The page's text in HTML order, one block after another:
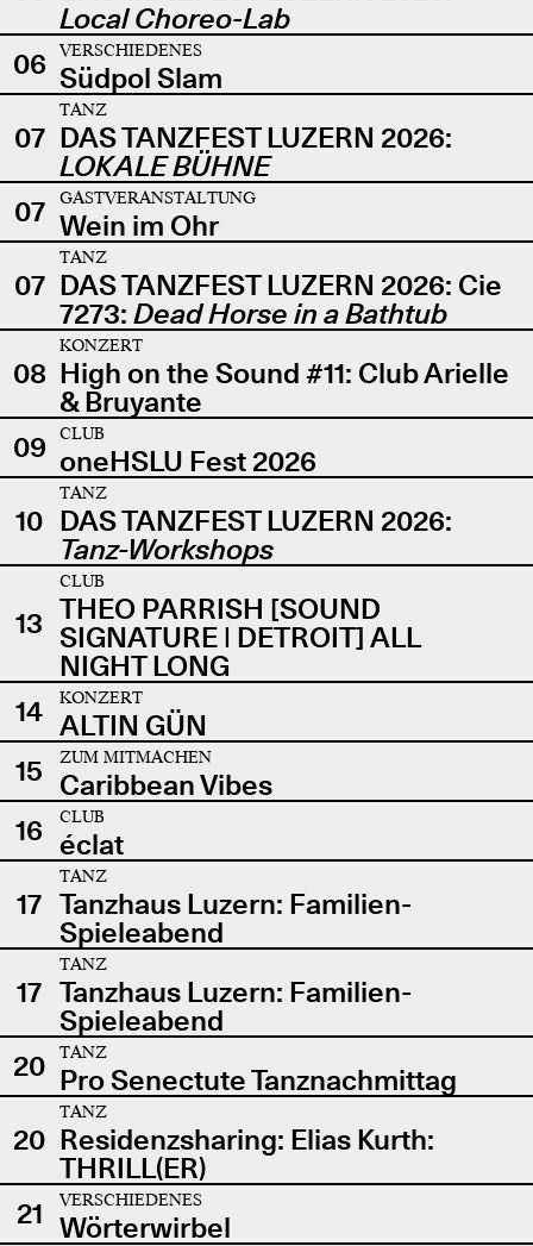
Local Choreo-Lab
06
VERSCHIEDENES
Südpol Slam
07
TANZ
DAS TANZFEST LUZERN 2026:
LOKALE BÜHNE
07
GASTVERANSTALTUNG
Wein im Ohr
07
TANZ
DAS TANZFEST LUZERN 2026: Cie
7273: Dead Horse in a Bathtub
08
KONZERT
High on the Sound #11: Club Arielle
& Bruyante
09
CLUB
oneHSLU Fest 2026
10
TANZ
DAS TANZFEST LUZERN 2026:
Tanz-Workshops
13
CLUB
THEO PARRISH [SOUND
SIGNATURE | DETROIT] ALL
NIGHT LONG
14
KONZERT
ALTIN GÜN
15
ZUM MITMACHEN
Caribbean Vibes
16
CLUB
éclat
17
TANZ
Tanzhaus Luzern: Familien-
Spieleabend
17
TANZ
Tanzhaus Luzern: Familien-
Spieleabend
20
TANZ
Pro Senectute Tanznachmittag
20
TANZ
Residenzsharing: Elias Kurth:
THRILL(ER)
21
VERSCHIEDENES
Wörterwirbel